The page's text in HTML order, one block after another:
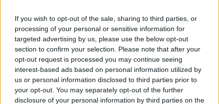
If you wish to opt-out of the sale, sharing to third parties, or
processing of your personal or sensitive information for
targeted advertising by us, please use the below opt-out
section to confirm your selection. Please note that after your
opt-out request is processed you may continue seeing
interest-based ads based on personal information utilized by
us or personal information disclosed to third parties prior to
your opt-out. You may separately opt-out of the further
disclosure of your personal information by third parties on the
läsa mer om det här i vår artikel: ”Hur visar män
att de är förälskade?”.
Bonusfakta!
Som bonus slänger vi in en myt som inte är en